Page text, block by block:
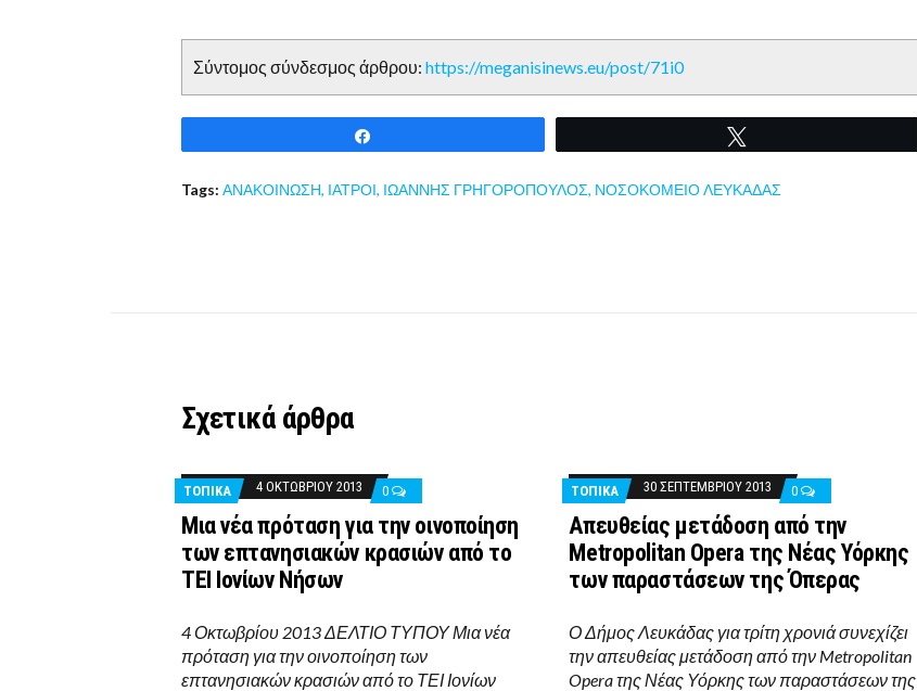
Σύντομος σύνδεσμος άρθρου: https://meganisinews.eu/post/71i0
Tags: ΑΝΑΚΟΙΝΩΣΗ, ΙΑΤΡΟΙ, ΙΩΑΝΝΗΣ ΓΡΗΓΟΡΟΠΟΥΛΟΣ, ΝΟΣΟΚΟΜΕΙΟ ΛΕΥΚΑΔΑΣ
Σχετικά άρθρα
ΤΟΠΙΚΑ 4 ΟΚΤΩΒΡΊΟΥ 2013 0
Μια νέα πρόταση για την οινοποίηση
των επτανησιακών κρασιών από το
ΤΕΙ Ιονίων Νήσων
4 Οκτωβρίου 2013 ΔΕΛΤΙΟ ΤΥΠΟΥ Μια νέα
πρόταση για την οινοποίηση των
επτανησιακών κρασιών από το ΤΕΙ Ιονίων
ΤΟΠΙΚΑ 30 ΣΕΠΤΕΜΒΡΊΟΥ 2013 0
Aπευθείας μετάδοση από την
Metropolitan Opera της Νέας Υόρκης
των παραστάσεων της Όπερας
Ο Δήμος Λευκάδας για τρίτη χρονιά συνεχίζει
την απευθείας μετάδοση από την Metropolitan
Opera της Νέας Υόρκης των παραστάσεων της